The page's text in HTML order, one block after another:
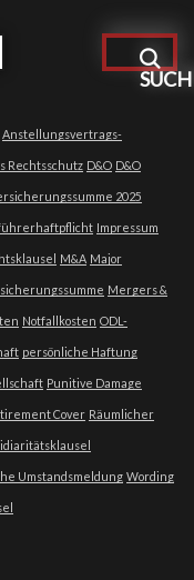
Anstellungsvertrags-
Rechtsschutz D&O D&O
2025
Impressum
M&A Major
Mergers &
Notfallkosten ODL-
persönliche Haftung
Punitive Damage
Cover Räumlicher
Umstandsmeldung Wording